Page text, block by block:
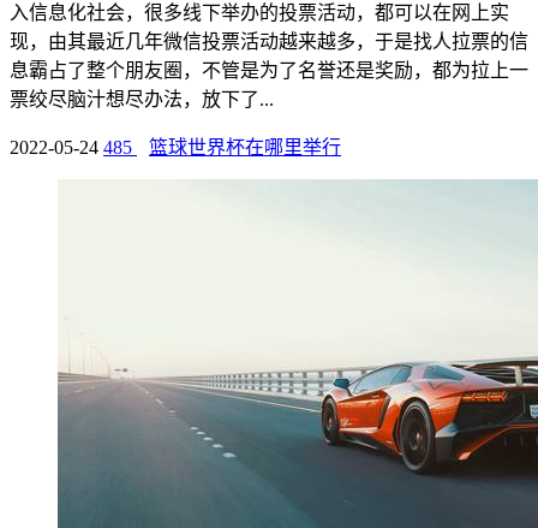
入信息化社会，很多线下举办的投票活动，都可以在网上实
现，由其最近几年微信投票活动越来越多，于是找人拉票的信
息霸占了整个朋友圈，不管是为了名誉还是奖励，都为拉上一
票绞尽脑汁想尽办法，放下了...
2022-05-24 485 篮球世界杯在哪里举行